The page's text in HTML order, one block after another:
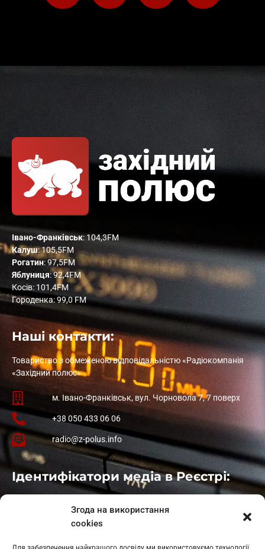
Згода на використання
cookies
Івано-Франківськ: 104,3FM
Калуш: 105,5FM
Рогатин: 97,5FM
Яблуниця: 92,4FM
Косів: 101,4FM
Городенка: 99,0 FM
Наші контакти:
Товариство з обмеженою відповідальністю «Радіокомпанія
«Західний полюс»
м. Івано-Франківськ, вул. Чорновола 7, 7 поверх
+38 050 433 06 06
radio@z-polus.info
Ідентифікатори медіа в Реєстрі:
: L11-01410
: L11-01801